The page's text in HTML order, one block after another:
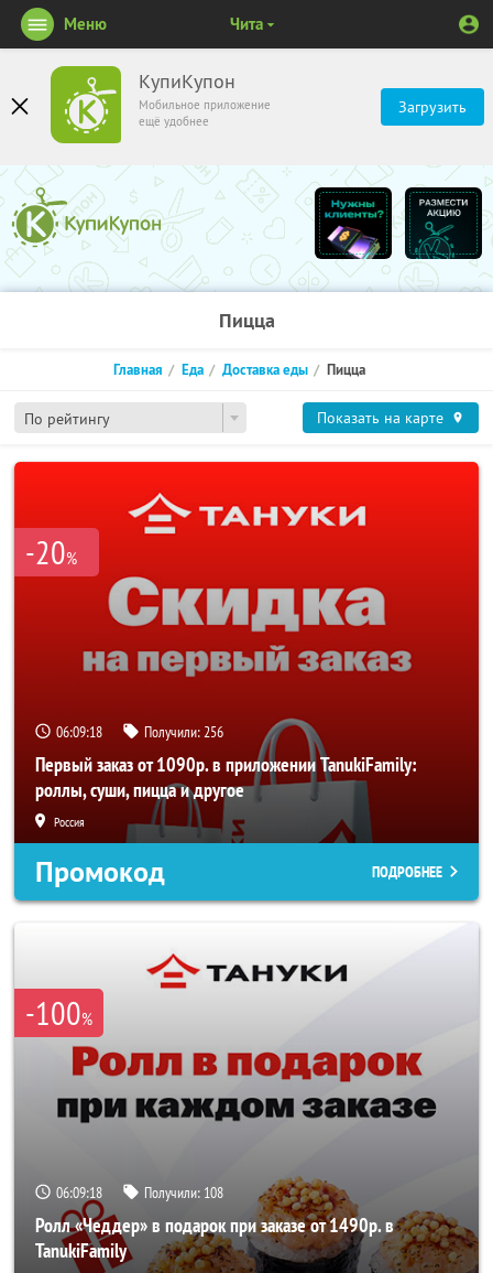
КупиКупон
Мобильное приложение
ещё удобнее
Загрузить
Меню Чита
Пицца
По рейтингу
Главная Еда Доставка еды Пицца
Показать на карте
-20%
06:09:18 Получили:256
Первый заказ от 1090р. в приложении TanukiFamily:
роллы, суши, пицца и другое
Россия
Промокод ПОДРОБНЕЕ
-100%
06:09:18 Получили: 108
Ролл «Чеддер» в подарок при заказе от 1490р. в
TanukiFamily